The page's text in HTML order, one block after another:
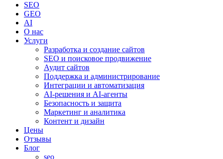
SEO
GEO
AI
О нас
Услуги
Разработка и создание сайтов
SEO и поисковое продвижение
Аудит сайтов
Поддержка и администрирование
Интеграции и автоматизация
AI-решения и AI-агенты
Безопасность и защита
Маркетинг и аналитика
Контент и дизайн
Цены
Отзывы
Блог
seo